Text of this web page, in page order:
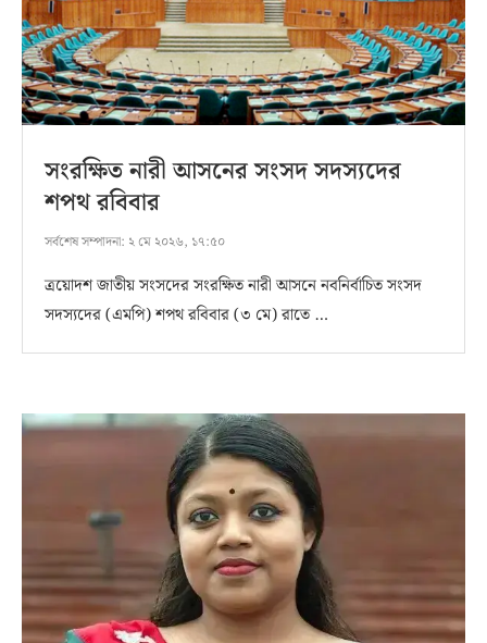
সংরক্ষিত নারী আসনের সংসদ সদস্যদের
শপথ রবিবার
সর্বশেষ সম্পাদনা: ২ মে ২০২৬, ১৭:৫০
ত্রয়োদশ জাতীয় সংসদের সংরক্ষিত নারী আসনে নবনির্বাচিত সংসদ
সদস্যদের (এমপি) শপথ রবিবার (৩ মে) রাতে …